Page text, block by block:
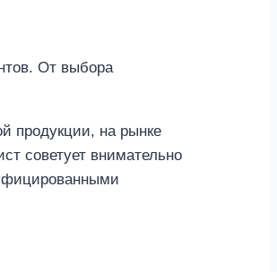
От выбора
продукции, на рынке
советует внимательно